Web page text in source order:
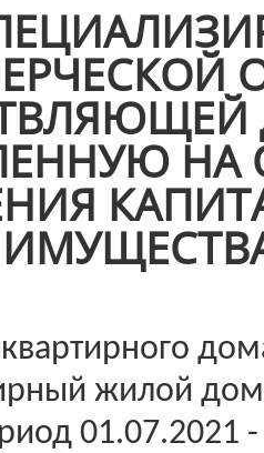
НА
жилой дом
01.07.2021